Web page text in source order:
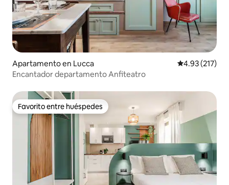
Apartamento en Lucca Calificación
4.93 (217)
Encantador departamento Anfiteatro
Favorito entre huéspedes
Favorito entre huéspedes